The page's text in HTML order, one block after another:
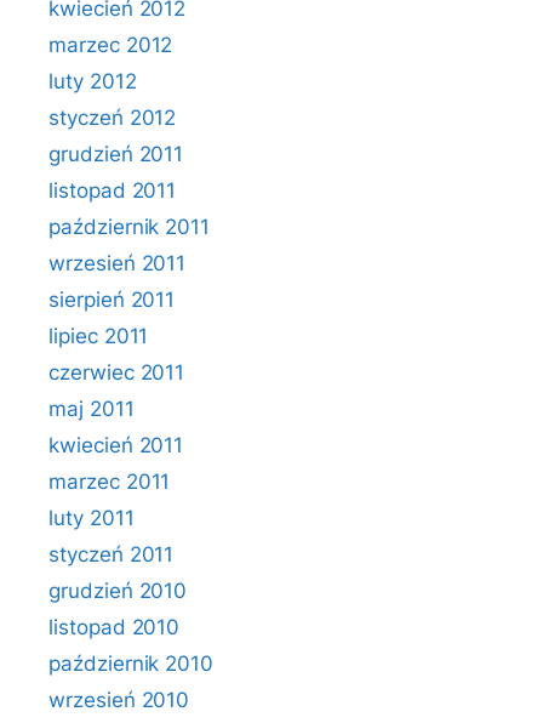
kwiecień 2012
marzec 2012
luty 2012
styczeń 2012
grudzień 2011
listopad 2011
październik 2011
wrzesień 2011
sierpień 2011
lipiec 2011
czerwiec 2011
maj 2011
kwiecień 2011
marzec 2011
luty 2011
styczeń 2011
grudzień 2010
listopad 2010
październik 2010
wrzesień 2010